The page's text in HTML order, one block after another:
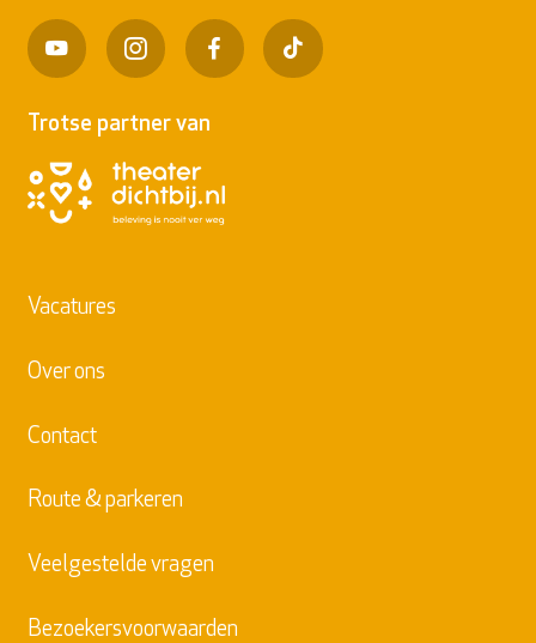
Trotse partner van
Vacatures
Over ons
Contact
Route & parkeren
Veelgestelde vragen
Bezoekersvoorwaarden